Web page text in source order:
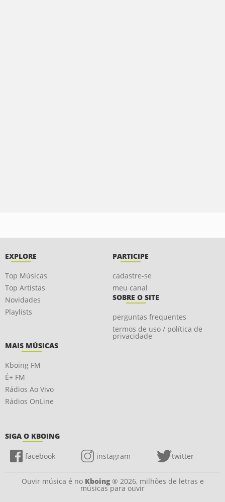
EXPLORE
Top Músicas
Top Artistas
Novidades
Playlists
PARTICIPE
cadastre-se
meu canal
SOBRE O SITE
perguntas frequentes
termos de uso / política de
privacidade
MAIS MÚSICAS
Kboing FM
É+ FM
Rádios Ao Vivo
Rádios OnLine
SIGA O KBOING
facebook instagram twitter
Ouvir música é no Kboing® 2026, milhões de letras e
músicas para ouvir